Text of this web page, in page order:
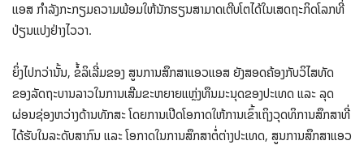
ແອສ ກໍາລັງກະກຽມຄວາມພ້ອມໃຫ້ນັກຮຽນສາມາດເຕີບໂຕໄດ້ໃນເສດຖະກິດໂລກທີ່
ປ່ຽນແປງຢ່າງໄວວາ.
ຍິ່ງໄປກວ່ານັ້ນ, ຂໍ້ລິເລີ່ມຂອງ ສູນການສຶກສາແອວແອສ ຍັງສອດຄ້ອງກັບວິໄສທັດ
ຂອງລັດຖະບານລາວໃນການເສີມຂະຫຍາຍແຫຼ່ງທຶນມະນຸດຂອງປະເທດ ແລະ ລຸດ
ຜ່ອນຊ່ອງຫວ່າງດ້ານທັກສະ ໂດຍການເປີດໂອກາດໃຫ້ການເຂົ້າເຖິງວຸດທິການສຶກສາທີ່
ໄດ້ຮັບໃນລະດັບສາກົນ ແລະ ໂອກາດໃນການສຶກສາຕໍ່ຕ່າງປະເທດ, ສູນການສຶກສາແອວ